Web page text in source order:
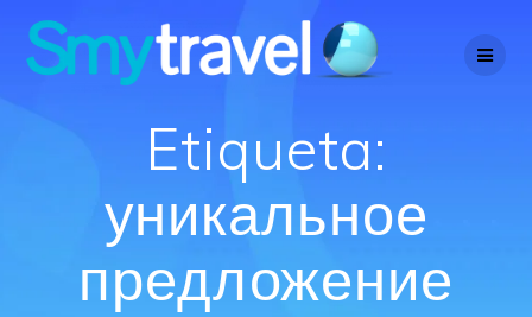
al
contenido
Etiqueta:
уникальное
предложение